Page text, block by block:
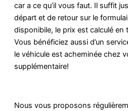
car a ce qu’il vous faut. Il suffit
départ et de retour sur le
disponibile, le prix est calculé en
Vous bénéficiez aussi d’un
le véhicule est acheminée chez
supplémentaire!
Nous vous proposons